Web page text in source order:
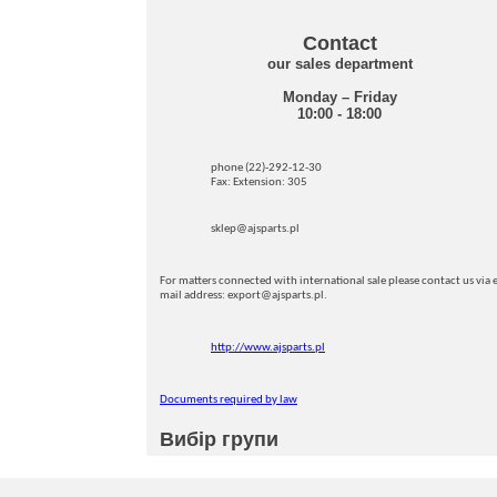
Contact
our sales department
Monday – Friday
10:00 - 18:00
phone (22)-292-12-30
Fax: Extension: 305
sklep@ajsparts.pl
For matters connected with international sale please contact us via
mail address: export@ajsparts.pl.
http://www.ajsparts.pl
Documents required by law
Вибір групи